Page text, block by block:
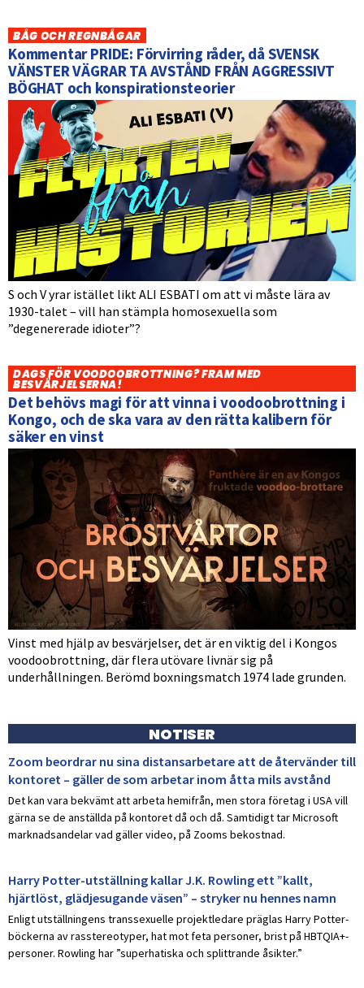
BÅG OCH REGNBÅGAR
Kommentar PRIDE: Förvirring råder, då SVENSK
VÄNSTER VÄGRAR TA AVSTÅND FRÅN AGGRESSIVT
BÖGHAT och konspirationsteorier
S och V yrar istället likt ALI ESBATI om att vi måste lära av
1930-talet – vill han stämpla homosexuella som
”degenererade idioter”?
DAGS FÖR VOODOOBROTTNING? FRAM MED
BESVÄRJELSERNA!
Det behövs magi för att vinna i voodoobrottning i
Kongo, och de ska vara av den rätta kalibern för
säker en vinst
Vinst med hjälp av besvärjelser, det är en viktig del i Kongos
voodoobrottning, där flera utövare livnär sig på
underhållningen. Berömd boxningsmatch 1974 lade grunden.
NOTISER
Zoom beordrar nu sina distansarbetare att de återvänder till
kontoret – gäller de som arbetar inom åtta mils avstånd
Det kan vara bekvämt att arbeta hemifrån, men stora företag i USA vill
gärna se de anställda på kontoret då och då. Samtidigt tar Microsoft
marknadsandelar vad gäller video, på Zooms bekostnad.
Harry Potter-utställning kallar J.K. Rowling ett ”kallt,
hjärtlöst, glädjesugande väsen” – stryker nu hennes namn
Enligt utställningens transsexuelle projektledare präglas Harry Potter-
böckerna av rasstereotyper, hat mot feta personer, brist på HBTQIA+-
personer. Rowling har ”superhatiska och splittrande åsikter.”